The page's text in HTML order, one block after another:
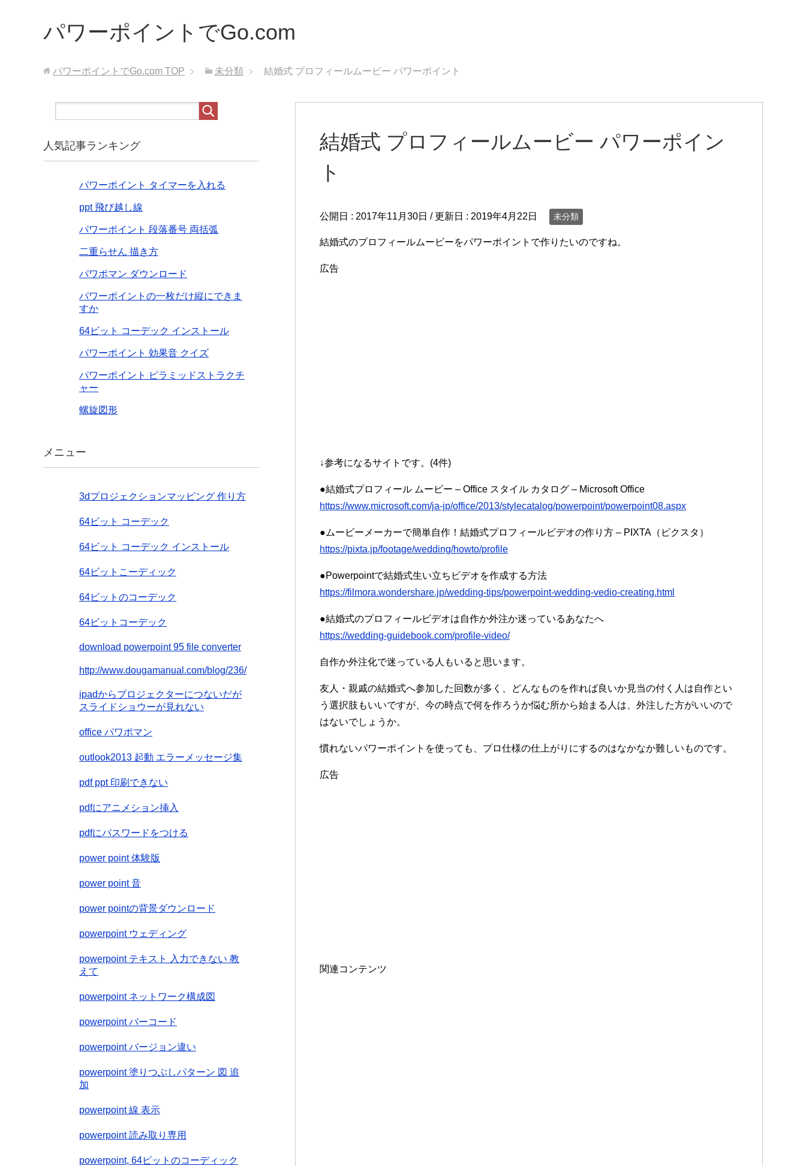
パワーポイントでGo.com
パワーポイントでGo.com TOP 未分類 結婚式 プロフィールムービー パワーポイント
結婚式 プロフィールムービー パワーポイン
ト
公開日 : 2017年11月30日 / 更新日 : 2019年4月22日 未分類
結婚式のプロフィールムービーをパワーポイントで作りたいのですね。
広告
↓参考になるサイトです。(4件)
●結婚式プロフィール ムービー – Office スタイル カタログ – Microsoft Office
https://www.microsoft.com/ja-jp/office/2013/stylecatalog/powerpoint/powerpoint08.aspx
●ムービーメーカーで簡単自作！結婚式プロフィールビデオの作り方 – PIXTA（ピクスタ）
https://pixta.jp/footage/wedding/howto/profile
●Powerpointで結婚式生い立ちビデオを作成する方法
https://filmora.wondershare.jp/wedding-tips/powerpoint-wedding-vedio-creating.html
●結婚式のプロフィールビデオは自作か外注か迷っているあなたへ
https://wedding-guidebook.com/profile-video/
自作か外注化で迷っている人もいると思います。
友人・親戚の結婚式へ参加した回数が多く、どんなものを作れば良いか見当の付く人は自作とい
う選択肢もいいですが、今の時点で何を作ろうか悩む所から始まる人は、外注した方がいいので
はないでしょうか。
慣れないパワーポイントを使っても、プロ仕様の仕上がりにするのはなかなか難しいものです。
広告
関連コンテンツ
人気記事ランキング
パワーポイント タイマーを入れる
ppt 飛び越し線
パワーポイント 段落番号 両括弧
二重らせん 描き方
パワポマン ダウンロード
パワーポイントの一枚だけ縦にできま
すか
64ビット コーデック インストール
パワーポイント 効果音 クイズ
パワーポイント ピラミッドストラクチ
ャー
螺旋図形
メニュー
3dプロジェクションマッピング 作り方
64ビット コーデック
64ビット コーデック インストール
64ビットこーディック
64ビットのコーデック
64ビットコーデック
download powerpoint 95 file converter
http://www.dougamanual.com/blog/236/
ipadからプロジェクターにつないだが
スライドショウーが見れない
office パワポマン
outlook2013 起動 エラーメッセージ集
pdf ppt 印刷できない
pdfにアニメション挿入
pdfにパスワードをつける
power point 体験版
power point 音
power pointの背景ダウンロード
powerpoint ウェディング
powerpoint テキスト 入力できない 教
えて
powerpoint ネットワーク構成図
powerpoint バーコード
powerpoint バージョン違い
powerpoint 塗りつぶしパターン 図 追
加
powerpoint 線 表示
powerpoint 読み取り専用
powerpoint, 64ビットのコーディック